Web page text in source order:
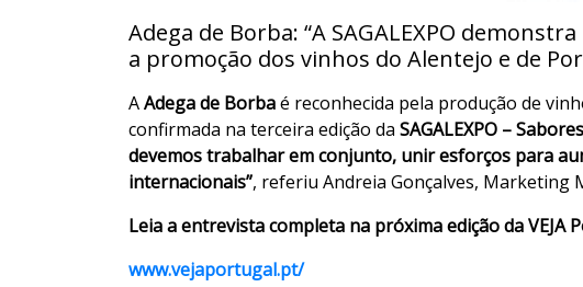
Adega de Borba: “A SAGALEXPO
a promoção dos vinhos do Alentejo e de
AAdega de Borbaé reconhecida pela produção de
confirmada na terceira edição da SAGALEXPO –
devemos trabalhar em conjunto, unir esforços para
internacionais”, referiu Andreia Gonçalves, Marketing
Leia a entrevista completa na próxima edição da VEJA
www.vejaportugal.pt/